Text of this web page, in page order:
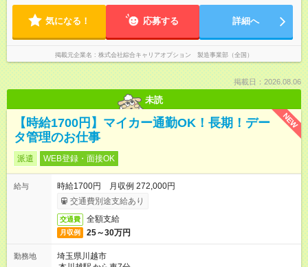
気になる！ 応募する 詳細へ
掲載元企業名 株式会社綜合キャリアオプション 製造事業部（全国）
掲載日：2026.08.06
未読
NEW
【時給1700円】マイカー通勤OK！長期！デー
タ管理のお仕事
派遣 WEB登録・面接OK
給与
時給1700円 月収例 272,000円
交通費別途支給あり
交通費 全額支給
月収例 25～30万円
勤務地
埼玉県川越市